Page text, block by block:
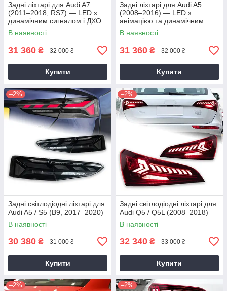
Задні ліхтарі для Audi A7
(2011–2018, RS7) — LED з
динамічним сигналом і ДХО
В наявності
31 360 ₴ 32 000 ₴
Купити
Задні ліхтарі для Audi A5
(2008–2016) — LED з
анімацією та динамічним
сигналом
В наявності
31 360 ₴ 32 000 ₴
Купити
–2%
Задні світлодіодні ліхтарі для
Audi A5 / S5 (B9, 2017–2020)
В наявності
30 380 ₴ 31 000 ₴
Купити
–2%
Задні світлодіодні ліхтарі для
Audi Q5 / Q5L (2008–2018)
В наявності
32 340 ₴ 33 000 ₴
Купити
–2% –2%